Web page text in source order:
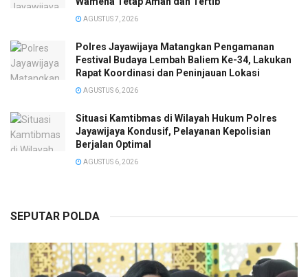
AGUSTUS 7, 2026
Polres Jayawijaya Matangkan Pengamanan
Festival Budaya Lembah Baliem Ke-34, Lakukan
Rapat Koordinasi dan Peninjauan Lokasi
AGUSTUS 6, 2026
Situasi Kamtibmas di Wilayah Hukum Polres
Jayawijaya Kondusif, Pelayanan Kepolisian
Berjalan Optimal
AGUSTUS 6, 2026
SEPUTAR POLDA